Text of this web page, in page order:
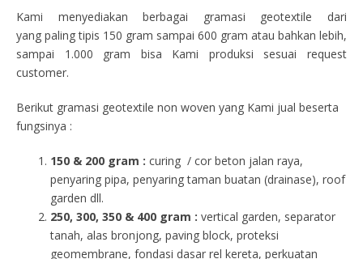
Kami menyediakan berbagai gramasi geotextile dari
yang paling tipis 150 gram sampai 600 gram atau bahkan lebih,
sampai 1.000 gram bisa Kami produksi sesuai request
customer.
Berikut gramasi geotextile non woven yang Kami jual beserta
fungsinya :
150 & 200 gram : curing / cor beton jalan raya,
penyaring pipa, penyaring taman buatan (drainase), roof
garden dll.
250, 300, 350 & 400 gram : vertical garden, separator
tanah, alas bronjong, paving block, proteksi
geomembrane, fondasi dasar rel kereta, perkuatan